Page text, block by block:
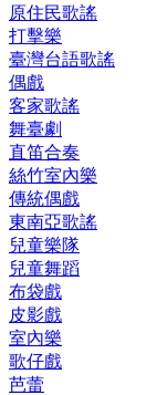
原住民歌謠
打擊樂
臺灣台語歌謠
偶戲
客家歌謠
舞臺劇
直笛合奏
絲竹室內樂
傳統偶戲
東南亞歌謠
兒童樂隊
兒童舞蹈
布袋戲
皮影戲
室內樂
歌仔戲
芭蕾